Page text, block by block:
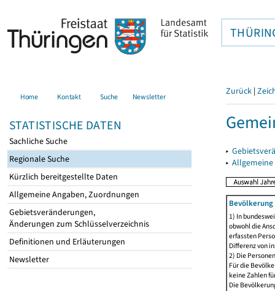
Home Kontakt Suche Newsletter
STATISTISCHE DATEN
Sachliche Suche
Regionale Suche
Kürzlich bereitgestellte Daten
Allgemeine Angaben, Zuordnungen
Gebietsveränderungen,
Änderungen zum Schlüsselverzeichnis
Definitionen und Erläuterungen
Newsletter
Zurück |
▸
▸
1) In
obwohl die
erfassten
Differenz von
2) Die
Für die
keine Zahlen
Die